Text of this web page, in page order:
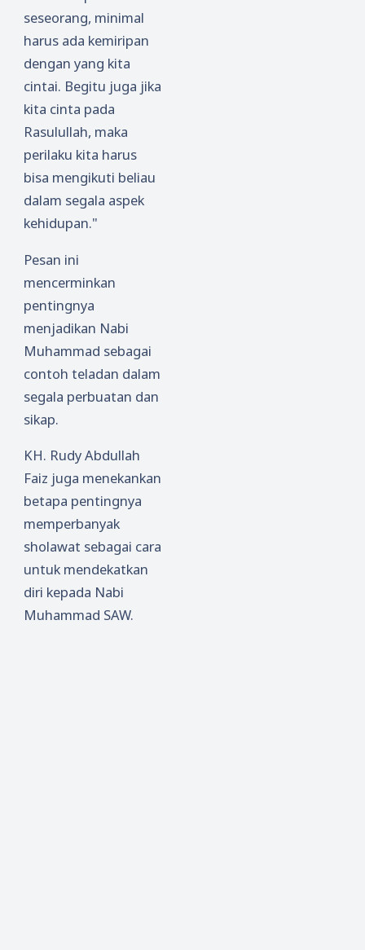
seseorang, minimal
harus ada kemiripan
dengan yang kita
cintai. Begitu juga jika
kita cinta pada
Rasulullah, maka
perilaku kita harus
bisa mengikuti beliau
dalam segala aspek
kehidupan."
Pesan ini
mencerminkan
pentingnya
menjadikan Nabi
Muhammad sebagai
contoh teladan dalam
segala perbuatan dan
sikap.
KH. Rudy Abdullah
Faiz juga menekankan
betapa pentingnya
memperbanyak
sholawat sebagai cara
untuk mendekatkan
diri kepada Nabi
Muhammad SAW.